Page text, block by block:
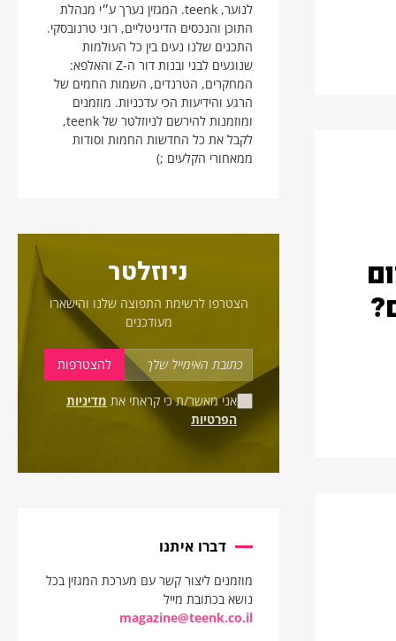
לנוער, teenk. המגזין נערך ע״י מנהלת
התוכן והנכסים הדיגיטליים, רוני טרנובסקי.
התכנים שלנו נעים בין כל העולמות
שנוגעים לבני ובנות דור ה-Z והאלפא:
המחקרים, הטרנדים, השמות החמים של
הרגע והידיעות הכי עדכניות. מוזמנים
ומוזמנות להירשם לניוזלטר של teenk,
לקבל את כל החדשות החמות וסודות
ממאחורי הקלעים ;)
ניוזלטר
הצטרפו לרשימת התפוצה שלנו והישארו
מעודכנים
אני מאשר/ת כי קראתי את מדיניות
הפרטיות
דברו איתנו
מוזמנים ליצור קשר עם מערכת המגזין בכל
נושא בכתובת מייל
magazine@teenk.co.il